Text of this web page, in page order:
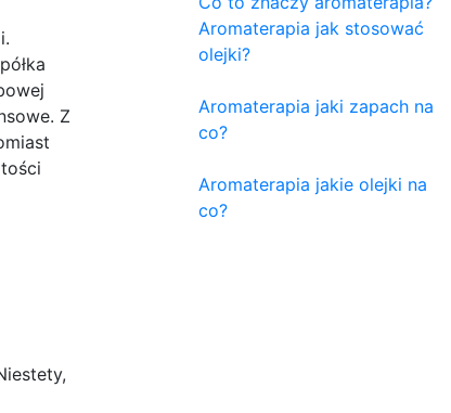
Z
Aromaterapia jak stosować
olejki?
Aromaterapia jaki zapach na
co?
Aromaterapia jakie olejki na
co?